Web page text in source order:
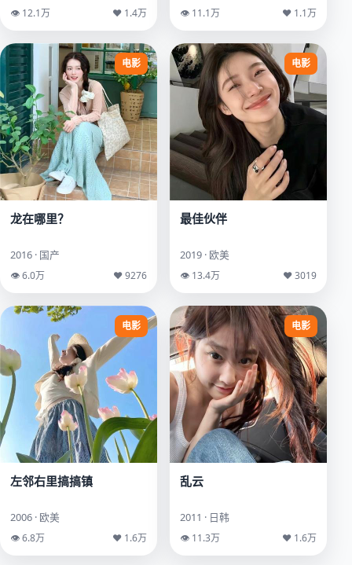
👁 12.1万 ♥ 1.4万 👁 11.1万 ♥ 1.1万
电影
龙在哪里？
2016 · 国产
👁 6.0万 ♥ 9276
电影
最佳伙伴
2019 · 欧美
👁 13.4万 ♥ 3019
电影
左邻右里搞搞镇
2006 · 欧美
👁 6.8万 ♥ 1.6万
电影
乱云
2011 · 日韩
👁 11.3万 ♥ 1.6万